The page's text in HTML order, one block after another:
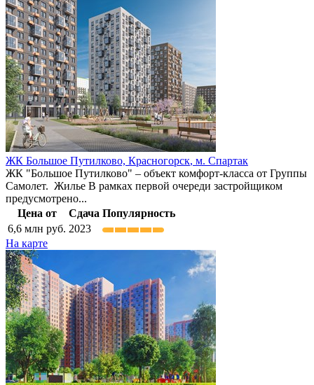
ЖК Большое Путилково, Красногорск, м. Спартак
ЖК "Большое Путилково" – объект комфорт-класса от Группы
Самолет. Жилье В рамках первой очереди застройщиком
предусмотрено...
Цена от
Сдача Популярность
6,6 млн руб. 2023
На карте